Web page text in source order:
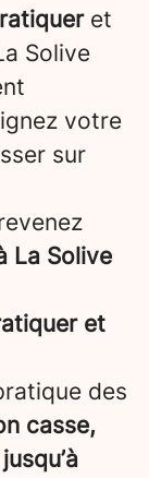
et
Solive
votre
sur
La Solive
et
des
casse,